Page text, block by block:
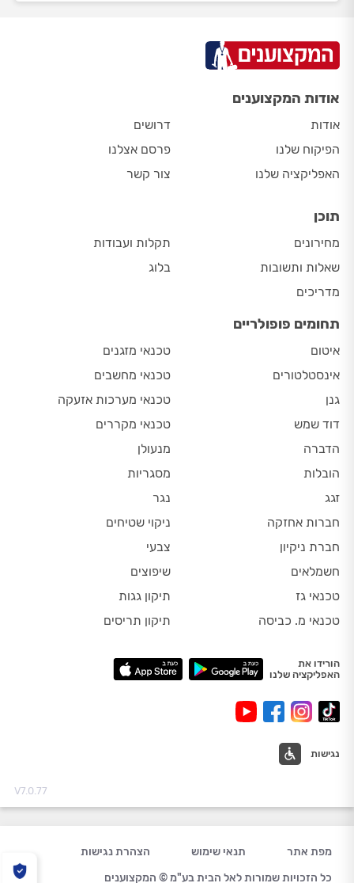
אודות המקצוענים
אודות
הפיקוח שלנו
האפליקציה שלנו
דרושים
פרסם אצלנו
צור קשר
תוכן
מחירונים
שאלות ותשובות
מדריכים
תקלות ועבודות
בלוג
תחומים פופולריים
איטום
אינסטלטורים
גנן
דוד שמש
הדברה
הובלות
זגג
חברות אחזקה
חברת ניקיון
חשמלאים
טכנאי גז
טכנאי מ. כביסה
טכנאי מזגנים
טכנאי מחשבים
טכנאי מערכות אזעקה
טכנאי מקררים
מנעולן
מסגריות
נגר
ניקוי שטיחים
צבעי
שיפוצים
תיקון גגות
תיקון תריסים
הורידו את
האפליקציה שלנו
נגישות
V7.0.77
מפת אתר תנאי שימוש
הצהרת נגישות
כל הזכויות שמורות לאל הבית בע"מ © המקצוענים